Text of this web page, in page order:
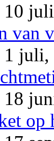
10
van
1 juli,
18
op